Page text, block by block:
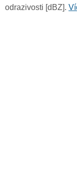
odrazivosti [dBZ].